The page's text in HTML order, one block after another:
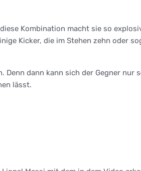
Kombination macht sie so
Kicker, die im Stehen zehn oder
Denn dann kann sich der Gegner nur
lässt.